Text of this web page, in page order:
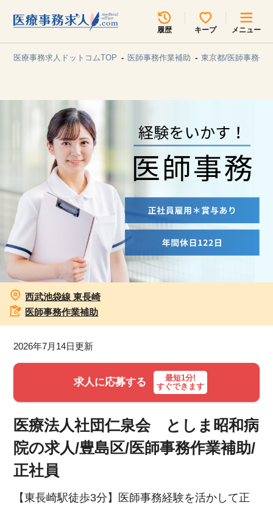
履歴 キープ メニュー
無料転職サポート お問い合わせ
見学会・イベント情報
医療事務まるわかりコラム
よくあるご質問
お知らせ
医療事務求人ドットコムとは
人材をお探しの医療機関・企業様
運営会社
医療事務求人ドットコムTOP 医師事務作業補助 東京都/医師事務作
西武池袋線 東長崎
医師事務作業補助
2026年7月14日更新
求人に応募する
最短1分!
すぐできます
医療法人社団仁泉会 としま昭和病
院の求人/豊島区/医師事務作業補助/
正社員
【東長崎駅徒歩3分】医師事務経験を活かして正
所在地のエリアを選択してください
各支店担当よりご連絡させていただきます。
関西
北海道・東北
甲信越・北陸
九州・沖縄